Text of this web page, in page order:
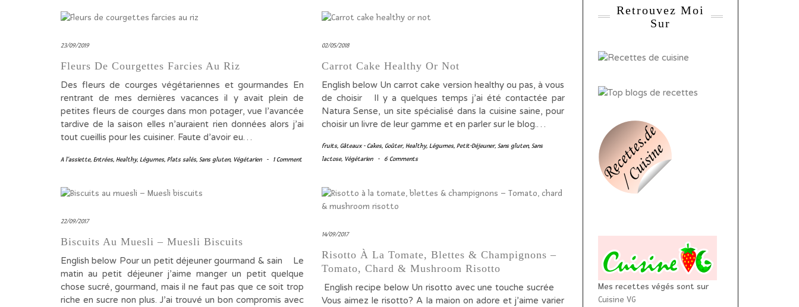
23/09/2019
Fleurs De Courgettes Farcies Au Riz
Des fleurs de courges végétariennes et gourmandes En
rentrant de mes dernières vacances il y avait plein de
petites fleurs de courges dans mon potager, vue l’avancée
tardive de la saison elles n’auraient rien données alors j’ai
tout cueillis pour les cuisiner. Faute d’avoir eu…
A l'assiette, Entrées, Healthy, Légumes, Plats salés, Sans gluten, Végétarien - 1 Comment
02/05/2018
Carrot Cake Healthy Or Not
English below Un carrot cake version healthy ou pas, à vous
de choisir Il y a quelques temps j’ai été contactée par
Natura Sense, un site spécialisé dans la cuisine saine, pour
choisir un livre de leur gamme et en parler sur le blog.…
fruits, Gâteaux - Cakes, Goûter, Healthy, Légumes, Petit-Déjeuner, Sans gluten, Sans
lactose, Végétarien - 6 Comments
22/09/2017
Biscuits Au Muesli – Muesli Biscuits
English below Pour un petit déjeuner gourmand & sain Le
matin au petit déjeuner j’aime manger un petit quelque
chose sucré, gourmand, mais il ne faut pas que ce soit trop
riche en sucre non plus. J’ai trouvé un bon compromis avec
14/09/2017
Risotto À La Tomate, Blettes & Champignons –
Tomato, Chard & Mushroom Risotto
English recipe below Un risotto avec une touche sucrée
Vous aimez le risotto? A la maion on adore et j’aime varier
Retrouvez Moi
Sur
Mes recettes végés sont sur
Cuisine VG